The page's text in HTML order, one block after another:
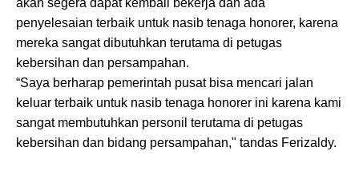
akan segera dapat kembali bekerja dan ada
penyelesaian terbaik untuk nasib tenaga honorer, karena
mereka sangat dibutuhkan terutama di petugas
kebersihan dan persampahan.
“Saya berharap pemerintah pusat bisa mencari jalan
keluar terbaik untuk nasib tenaga honorer ini karena kami
sangat membutuhkan personil terutama di petugas
kebersihan dan bidang persampahan," tandas Ferizaldy.